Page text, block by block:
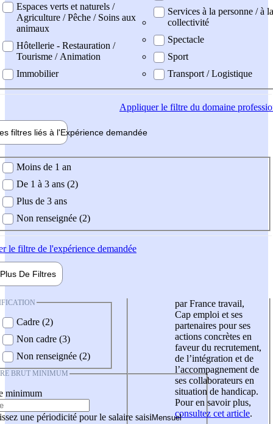
Espaces verts et naturels /
Agriculture / Pêche / Soins aux
animaux
Hôtellerie - Restauration /
Tourisme / Animation
Immobilier
Services à la personne / à la
collectivité
Spectacle
Sport
Transport / Logistique
Appliquerle filtre du domaine
filtres liés à l'Expérience demandée
demandée
Moins de 1 an
De 1 à 3 ans (2)
Plus de 3 ans
Non renseignée (2)
le filtre de l'expérience demandée
Plus De Filtres
Cadre (2)
Non cadre (3)
Non renseignée (2)
BRUT MINIMUM
minimum
une périodicité pour le salaire saisi
par France travail,
Cap emploi et ses
partenaires pour ses
actions concrètes en
faveur du recrutement,
de l’intégration et de
l’accompagnement de
ses collaborateurs en
situation de handicap.
Pour en savoir plus,
consultez cet article.